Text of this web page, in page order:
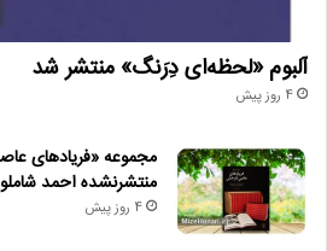
آلبوم «لحظه‌ای دِرَنگ» منتشر شد
4 روز پیش
مجموعه «فریادهای
منتشرنشده احمد
4 روز پیش